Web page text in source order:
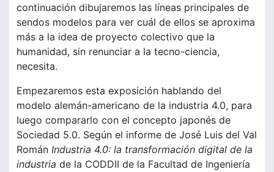
continuación dibujaremos las líneas principales de
sendos modelos para ver cuál de ellos se aproxima
más a la idea de proyecto colectivo que la
humanidad, sin renunciar a la tecno-ciencia,
necesita.
Empezaremos esta exposición hablando del
modelo alemán-americano de la industria 4.0, para
luego compararlo con el concepto japonés de
Sociedad 5.0. Según el informe de José Luis del Val
Román Industria 4.0: la transformación digital de la
industria de la CODDII de la Facultad de Ingeniería